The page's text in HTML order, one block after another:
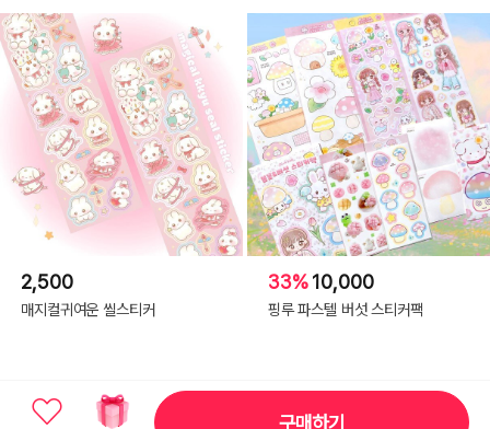
2,500
매지컬귀여운 씰스티커
33%10,000
핑루 파스텔 버섯 스티커팩
구매하기